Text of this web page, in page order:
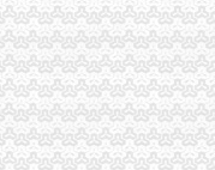
注销政协委员意见
务服务
报投诉分类办理制度
企业盘大盘
同
购市场监管